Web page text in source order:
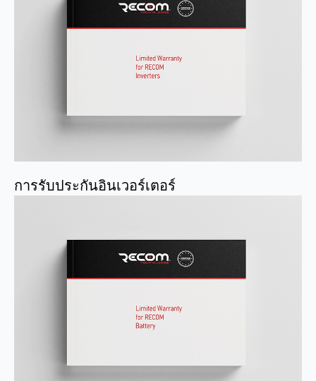
การรับประกันอินเวอร์เตอร์